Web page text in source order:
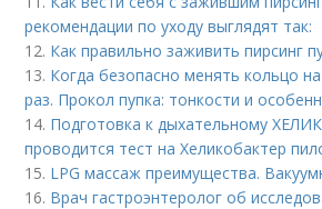
рекомендации по уходу выглядят так:
12. Как правильно заживить пирсинг
13. Когда безопасно менять кольцо
раз. Прокол пупка: тонкости и
14. Подготовка к дыхательному
проводится тест на Хеликобактер
15. LPG массаж преимущества.
16. Врач гастроэнтеролог об